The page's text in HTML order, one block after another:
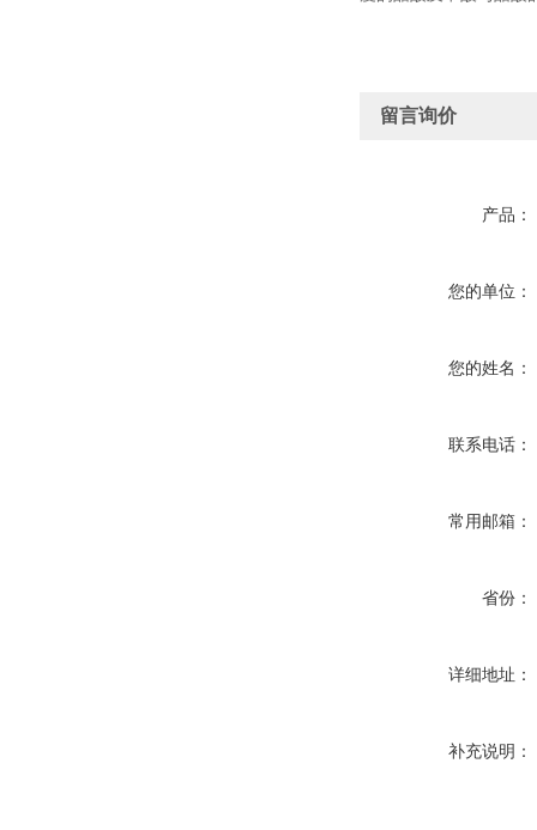
留言询价
产品：
您的单位：
您的姓名：
联系电话：
常用邮箱：
省份：
详细地址：
补充说明：